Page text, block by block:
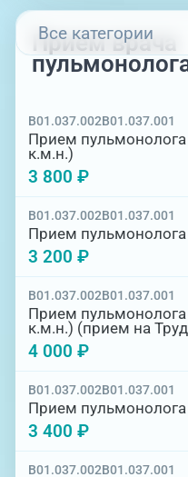
Все категории
Прием врача
Диагностика
Прием врача
B01.037.002B01.037.001
Прием
к.м.н.)
3 800 ₽
B01.037.002B01.037.001
Прием пульмонолога
3 200 ₽
B01.037.002B01.037.001
Прием
к.м.н.) (прием на
4 000 ₽
B01.037.002B01.037.001
Прием пульмонолога
3 400 ₽
B01.037.002B01.037.001